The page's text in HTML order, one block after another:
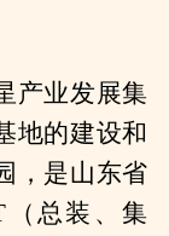
产业发展集
地的建设和
，是山东省
总装、集